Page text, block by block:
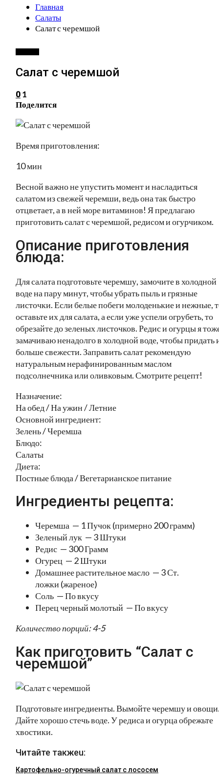
Главная
Салаты
Салат с черемшой
Салат с черемшой
0 1
Поделится
Время приготовления:
10 мин
Весной важно не упустить момент и насладиться
салатом из свежей черемши, ведь она так быстро
отцветает, а в ней море витаминов! Я предлагаю
приготовить салат с черемшой, редисом и огурчиком.
Описание приготовления
блюда:
Для салата подготовьте черемшу, замочите в холодной
воде на пару минут, чтобы убрать пыль и грязные
листочки. Если белые побеги молоденькие и нежные,
оставьте их для салата, а если уже успели огрубеть, то
обрезайте до зеленых листочков. Редис и огурцы я
замачиваю ненадолго в холодной воде, чтобы придать
больше свежести. Заправить салат рекомендую
натуральным нерафинированным маслом
подсолнечника или оливковым. Смотрите рецепт!
Назначение:
На обед / На ужин / Летние
Основной ингредиент:
Зелень / Черемша
Блюдо:
Салаты
Диета:
Постные блюда / Вегетарианское питание
Ингредиенты рецепта:
Черемша — 1 Пучок (примерно 200 грамм)
Зеленый лук — 3 Штуки
Редис — 300 Грамм
Огурец — 2 Штуки
Домашнее растительное масло — 3 Ст.
ложки (жареное)
Соль — По вкусу
Перец черный молотый — По вкусу
Количество порций: 4-5
Как приготовить “Салат с
черемшой”
Подготовьте ингредиенты. Вымойте черемшу и
Дайте хорошо стечь воде. У редиса и огурца обрежьте
хвостики.
Читайте такжеu:
Картофельно-огуречный салат с лососем